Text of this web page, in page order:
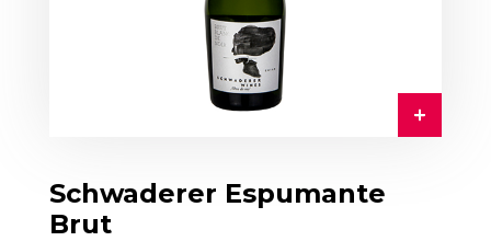
Schwaderer Espumante
Brut